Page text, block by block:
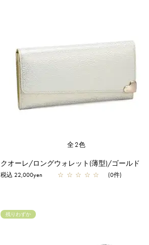
全2色
クオーレ/ロングウォレット(薄型)/ゴールド
税込 22,000yen ☆ ☆ ☆ ☆ ☆ (0件)
残りわずか